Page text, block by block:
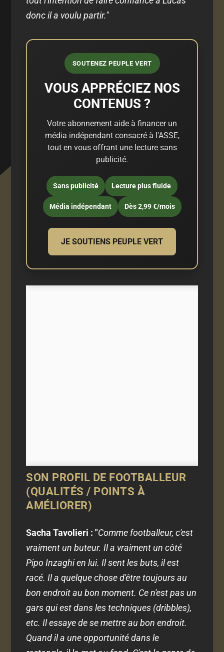
donc il a voulu partir."
SOUTENEZ PEUPLE VERT
VOUS APPRÉCIEZ NOS
CONTENUS ?
Votre abonnement aide à financer un
média indépendant consacré à l'ASSE,
tout en vous offrant une lecture sans
publicité.
Sans publicité Lecture plus fluide
Média indépendant Dès 2,99 €/mois
JE SOUTIENS PEUPLE VERT
SON PROFIL DE FOOTBALLEUR
(QUALITÉS / POINTS À
AMÉLIORER)
Sacha Tavolieri : "Comme footballeur, c'est
vraiment un buteur. Il a vraiment un côté
Pipo Inzaghi en lui. Il sent les buts, il est
racé. Il a quelque chose d'être toujours au
bon endroit au bon moment. Ce n'est pas un
gars qui est dans les techniques (dribbles),
etc. Il essaye de se mettre au bon endroit.
Quand il a une opportunité dans le